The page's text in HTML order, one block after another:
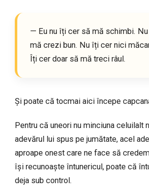
— Eu nu îți cer să mă schimbi.
mă crezi bun. Nu îți cer nici
Îți cer doar să mă treci râul.
Și poate că tocmai aici începe
Pentru că uneori nu minciuna celuilalt
adevărul lui spus pe jumătate, acel
aproape onest care ne face să
își recunoaște întunericul, poate că
deja sub control.